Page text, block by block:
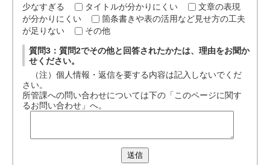
少なすぎる
タイトルが分かりにくい
文章の表現
が分かりにくい
箇条書きや表の活用など見せ方の工夫
が足りない
その他
質問3：質問2でその他と回答されたかたは、理由をお聞か
せください。
（注）個人情報・返信を要する内容は記入しないでくだ
さい。
所管課への問い合わせについては下の「このページに関す
るお問い合わせ」へ。
送信